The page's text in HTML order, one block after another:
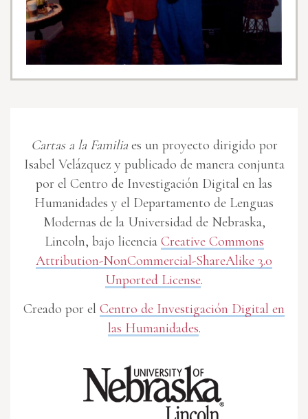
Cartas a la Familiaes un proyecto dirigido por
Isabel Velázquez y publicado de manera conjunta
por el Centro de Investigación Digital en las
Humanidades y el Departamento de Lenguas
Modernas de la Universidad de Nebraska,
Lincoln, bajo licencia Creative Commons
Attribution-NonCommercial-ShareAlike 3.0
Unported License.
Creado por el Centro de Investigación Digital en
las Humanidades.